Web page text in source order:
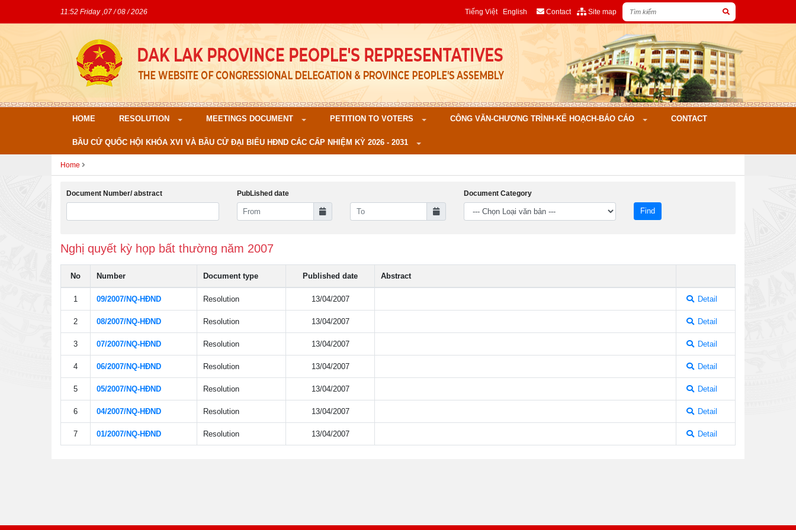
11:52 Friday ,07 / 08 / 2026 Tiếng Việt English Contact Site map
HOME RESOLUTION MEETINGS DOCUMENT PETITION TO VOTERS CÔNG VĂN-CHƯƠNG TRÌNH-KẾ HOẠCH-BÁO CÁO CONTACT
BẦU CỬ QUỐC HỘI KHÓA XVI VÀ BẦU CỬ ĐẠI BIỂU HĐND CÁC CẤP NHIỆM KỲ 2026 - 2031
Home
Document Number/ abstract PubLished date Document Category
Nghị quyết kỳ họp bất thường năm 2007
No Number Document type Published date Abstract
1 09/2007/NQ-HÐND Resolution 13/04/2007 Detail
2 08/2007/NQ-HÐND Resolution 13/04/2007 Detail
3 07/2007/NQ-HÐND Resolution 13/04/2007 Detail
4 06/2007/NQ-HÐND Resolution 13/04/2007 Detail
5 05/2007/NQ-HÐND Resolution 13/04/2007 Detail
6 04/2007/NQ-HÐND Resolution 13/04/2007 Detail
7 01/2007/NQ-HÐND Resolution 13/04/2007 Detail